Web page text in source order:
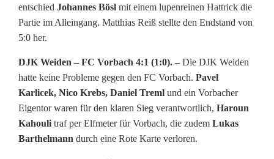
s
t
s
e
t
z
entschied Johannes Bösl mit einem lupenreinen Hattrick die
Partie im Alleingang. Matthias Reiß stellte den Endstand von
5:0 her.
DJK Weiden – FC Vorbach 4:1 (1:0). – Die DJK Weiden
hatte keine Probleme gegen den FC Vorbach. Pavel
Karlicek, Nico Krebs, Daniel Treml und ein Vorbacher
Eigentor waren für den klaren Sieg verantwortlich, Haroun
Kahouli traf per Elfmeter für Vorbach, die zudem Lukas
Barthelmann durch eine Rote Karte verloren.